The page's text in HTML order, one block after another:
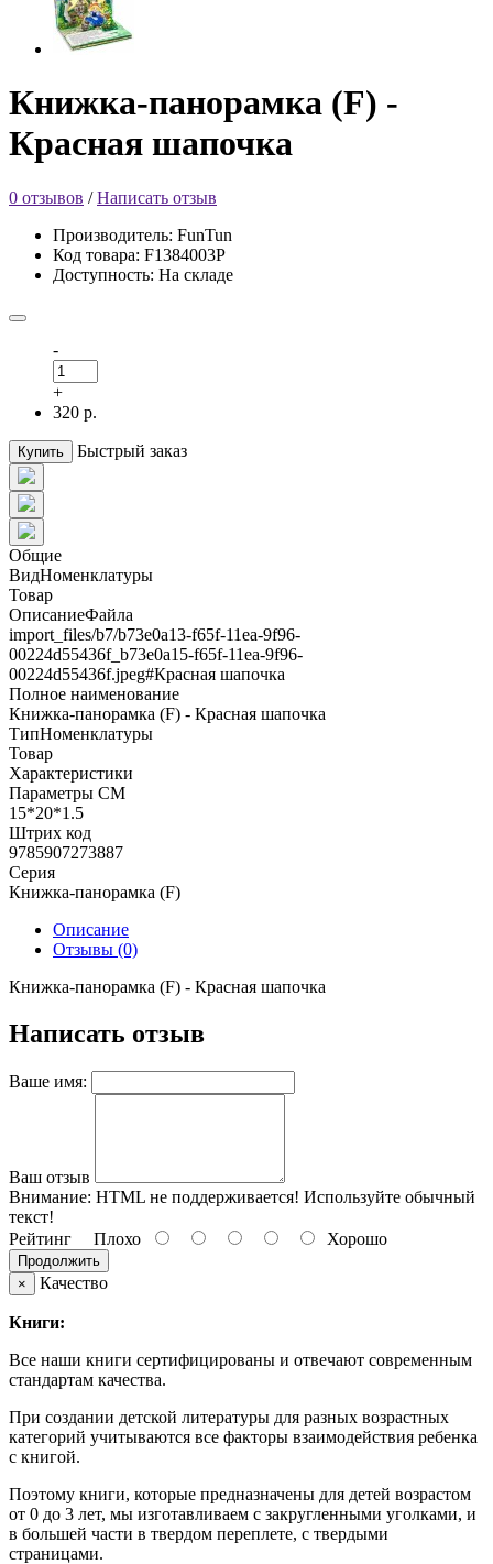
Книжка-панорамка (F) -
Красная шапочка
0 отзывов /Написать отзыв
Производитель: FunTun
Код товара: F1384003Р
Доступность: На складе
-
+
320 р.
Купить Быстрый заказ
Общие
ВидНоменклатуры
Товар
ОписаниеФайла
import_files/b7/b73e0a13-f65f-11ea-9f96-
00224d55436f_b73e0a15-f65f-11ea-9f96-
00224d55436f.jpeg#Красная шапочка
Полное наименование
Книжка-панорамка (F) - Красная шапочка
ТипНоменклатуры
Товар
Характеристики
Параметры СМ
15*20*1.5
Штрих код
9785907273887
Серия
Книжка-панорамка (F)
Описание
Отзывы (0)
Книжка-панорамка (F) - Красная шапочка
Написать отзыв
Ваше имя:
Ваш отзыв
Внимание: HTML не поддерживается! Используйте обычный
текст!
Рейтинг Плохо Хорошо
Продолжить
×
Качество
Книги:
Все наши книги сертифицированы и отвечают современным
стандартам качества.
При создании детской литературы для разных возрастных
категорий учитываются все факторы взаимодействия ребенка
с книгой.
Поэтому книги, которые предназначены для детей возрастом
от 0 до 3 лет, мы изготавливаем с закругленными уголками, и
в большей части в твердом переплете, с твердыми
страницами.